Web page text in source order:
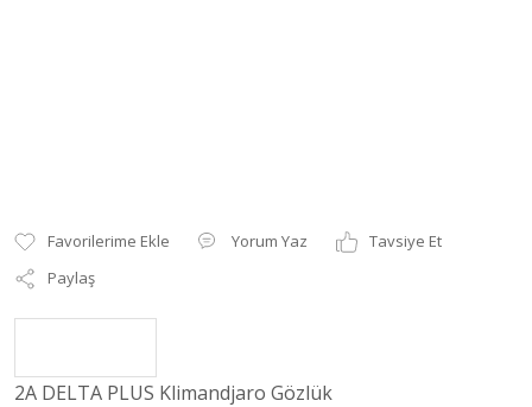
Yorum Yaz
Tavsiye Et
Paylaş
2A DELTA PLUS Klimandjaro Gözlük